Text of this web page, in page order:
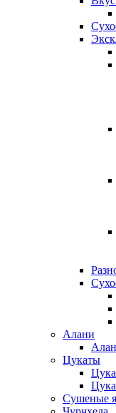
Алани
Цукаты
Сушеные